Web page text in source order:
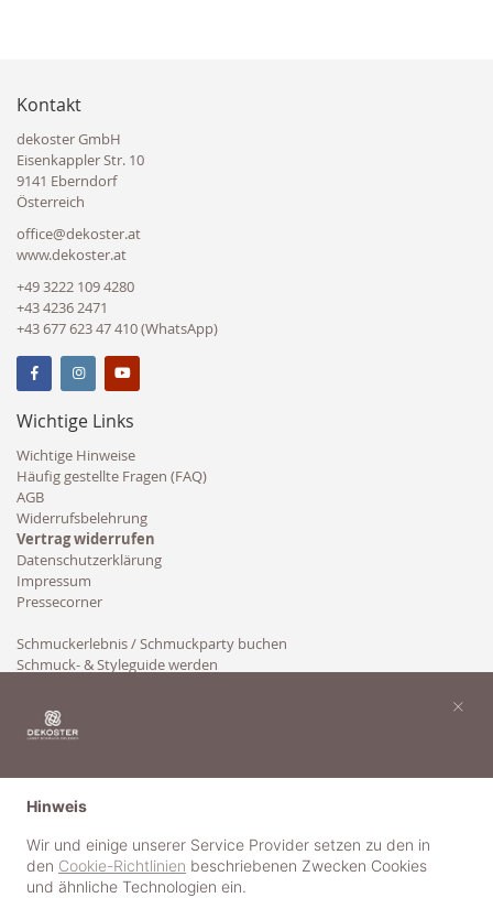
Kontakt
dekoster GmbH
Eisenkappler Str. 10
9141 Eberndorf
Österreich
office@dekoster.at
www.dekoster.at
+49 3222 109 4280
+43 4236 2471
+43 677 623 47 410 (WhatsApp)
Wichtige Links
Wichtige Hinweise
Häufig gestellte Fragen (FAQ)
AGB
Widerrufsbelehrung
Vertrag widerrufen
Datenschutzerklärung
Impressum
Pressecorner
Schmuckerlebnis / Schmuckparty buchen
Schmuck- & Styleguide werden
Hinweis
Wir und einige unserer Service Provider setzen zu den in
den Cookie-Richtlinien beschriebenen Zwecken Cookies
und ähnliche Technologien ein.
×